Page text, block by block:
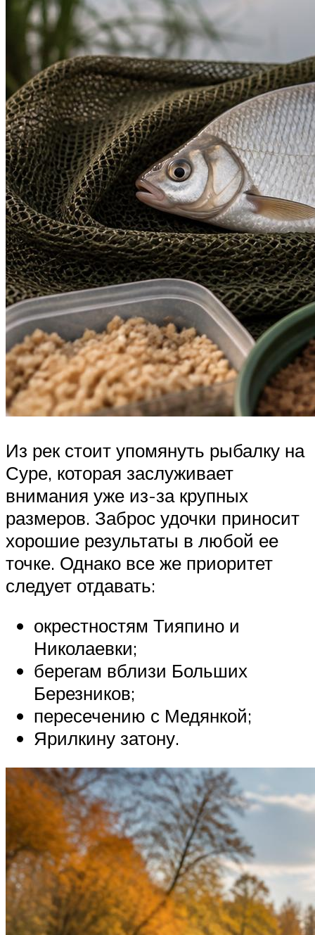
Из рек стоит упомянуть рыбалку на
Суре, которая заслуживает
внимания уже из-за крупных
размеров. Заброс удочки приносит
хорошие результаты в любой ее
точке. Однако все же приоритет
следует отдавать:
окрестностям Тияпино и
Николаевки;
берегам вблизи Больших
Березников;
пересечению с Медянкой;
Ярилкину затону.